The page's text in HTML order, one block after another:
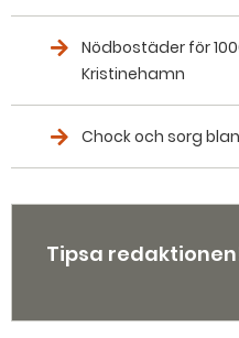
Nödbostäder för
Kristinehamn
Chock och sorg
Tipsa